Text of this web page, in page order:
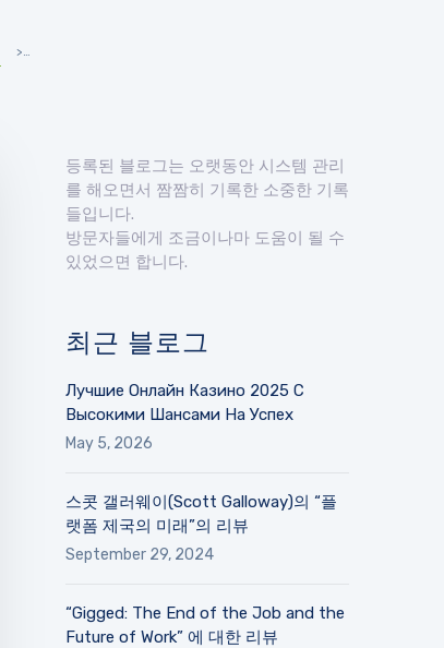
>
등록된 블로그는 오랫동안 시스템 관리
를 해오면서 짬짬히 기록한 소중한 기록
들입니다.
방문자들에게 조금이나마 도움이 될 수
있었으면 합니다.
최근 블로그
Лучшие Онлайн Казино 2025 С
Высокими Шансами На Успех
May 5, 2026
스콧 갤러웨이(Scott Galloway)의 “플
랫폼 제국의 미래”의 리뷰
September 29, 2024
“Gigged: The End of the Job and the
Future of Work” 에 대한 리뷰